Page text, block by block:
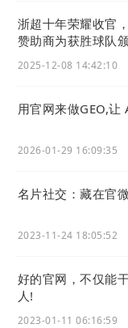
进入内容管理 ->
问题类型等维度
称、描述及展示图
创建/编辑问答内
在常见问题列表
题”与“问题描述
草稿，并在富文
3
设置发布与集成
帮助中心公开。
接入此知识库作
4
浙超十年荣耀收官
赞助商为获胜球队
2025-12-08 14:42:10
用官网来做GEO,让
2026-01-29 16:09:35
名片社交：藏在官
2023-11-24 18:05:52
好的官网，不仅能
人!
2023-01-11 06:16:59